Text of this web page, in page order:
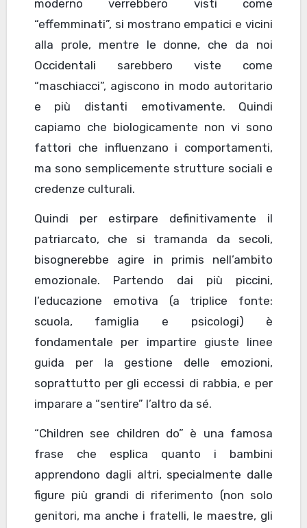
moderno verrebbero visti come
“effemminati”, si mostrano empatici e vicini
alla prole, mentre le donne, che da noi
Occidentali sarebbero viste come
“maschiacci”, agiscono in modo autoritario
e più distanti emotivamente. Quindi
capiamo che biologicamente non vi sono
fattori che influenzano i comportamenti,
ma sono semplicemente strutture sociali e
credenze culturali.
Quindi per estirpare definitivamente il
patriarcato, che si tramanda da secoli,
bisognerebbe agire in primis nell’ambito
emozionale. Partendo dai più piccini,
l’educazione emotiva (a triplice fonte:
scuola, famiglia e psicologi) è
fondamentale per impartire giuste linee
guida per la gestione delle emozioni,
soprattutto per gli eccessi di rabbia, e per
imparare a “sentire” l’altro da sé.
“Children see children do” è una famosa
frase che esplica quanto i bambini
apprendono dagli altri, specialmente dalle
figure più grandi di riferimento (non solo
genitori, ma anche i fratelli, le maestre, gli